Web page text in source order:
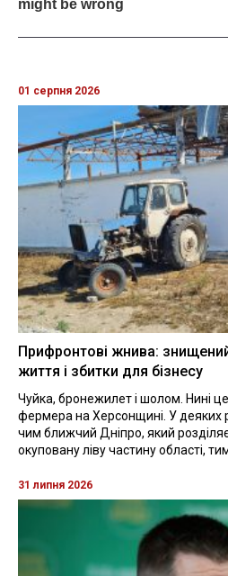
01 серпня 2026
Прифронтові жнива:
життя і збитки для бізнесу
Чуйка, бронежилет і шолом. Нині
фермера на Херсонщині. У деяких
чим ближчий Дніпро, який розділяє
окуповану ліву частину області,
31 липня 2026